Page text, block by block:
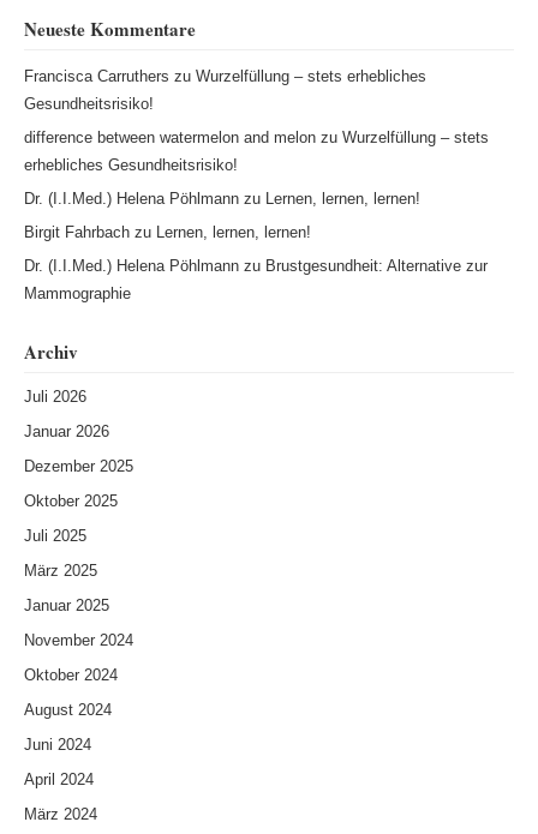
Neueste Kommentare
Francisca Carruthers zu Wurzelfüllung – stets erhebliches
Gesundheitsrisiko!
difference between watermelon and melonzu Wurzelfüllung – stets
erhebliches Gesundheitsrisiko!
Dr. (I.I.Med.) Helena Pöhlmannzu Lernen, lernen, lernen!
Birgit Fahrbachzu Lernen, lernen, lernen!
Dr. (I.I.Med.) Helena Pöhlmannzu Brustgesundheit: Alternative zur
Mammographie
Archiv
Juli 2026
Januar 2026
Dezember 2025
Oktober 2025
Juli 2025
März 2025
Januar 2025
November 2024
Oktober 2024
August 2024
Juni 2024
April 2024
März 2024